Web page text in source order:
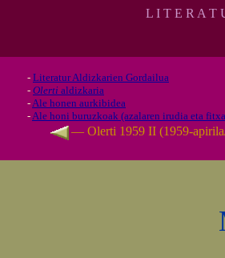
L I T E R A T
- Literatur Aldizkarien Gordailua
- Olerti aldizkaria
-Ale honen aurkibidea
-Ale honi buruzkoak (azalaren irudia eta
— Olerti 1959 II (1959-